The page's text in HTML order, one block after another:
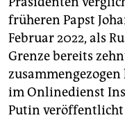
früheren Papst
Februar 2022, als
Grenze bereits
im Onlinedienst
Putin veröffentlicht